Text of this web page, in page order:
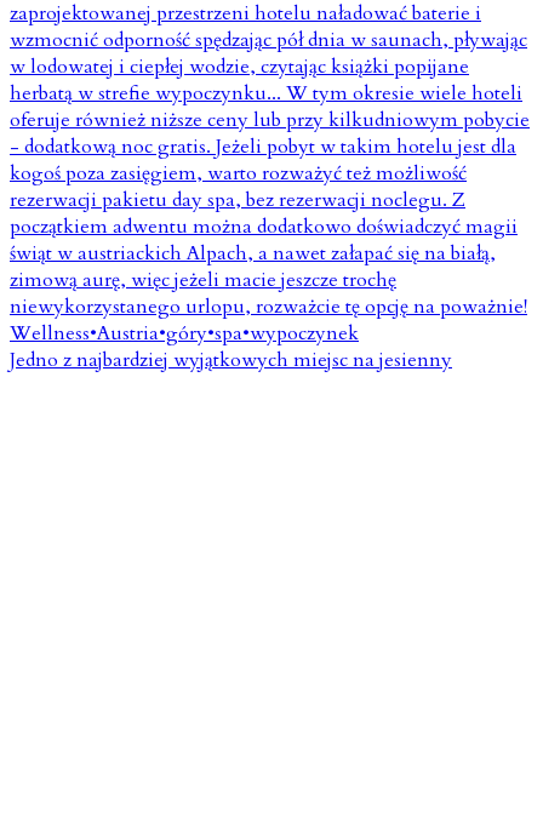
Jedno z najbardziej wyjątkowych miejsc na jesienny